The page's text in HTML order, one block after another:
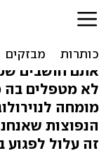
נפוצות
אתם חושבים
לא מטפלים בה
מומחה
הנפוצות
זה עלול לפגוע